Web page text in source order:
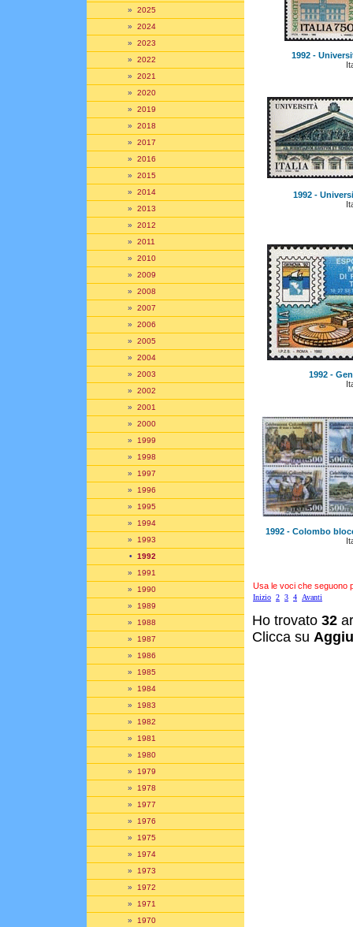
» 2025
» 2024
» 2023
» 2022
» 2021
» 2020
» 2019
» 2018
» 2017
» 2016
» 2015
» 2014
» 2013
» 2012
» 2011
» 2010
» 2009
» 2008
» 2007
» 2006
» 2005
» 2004
» 2003
» 2002
» 2001
» 2000
» 1999
» 1998
» 1997
» 1996
» 1995
» 1994
» 1993
• 1992
» 1991
» 1990
» 1989
» 1988
» 1987
» 1986
» 1985
» 1984
» 1983
» 1982
» 1981
» 1980
» 1979
» 1978
» 1977
» 1976
» 1975
» 1974
» 1973
» 1972
» 1971
» 1970
1992 -
1992 -
1992 -
1992 - Colombo
Usa le voci che seguono
Inizio 2 3 4 Avanti
Ho trovato 32
Clicca su